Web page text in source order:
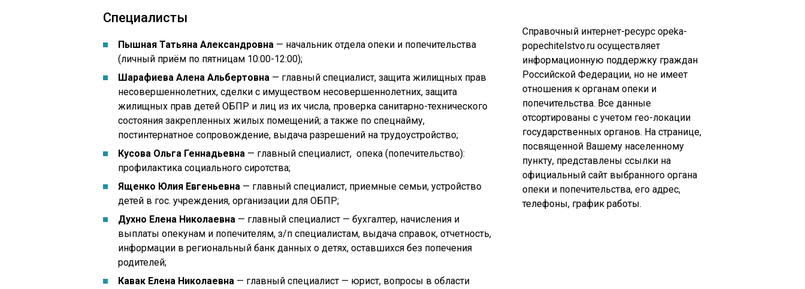
Специалисты
Пышная Татьяна Александровна — начальник отдела опеки и попечительства
(личный приём по пятницам 10:00-12:00);
Шарафиева Алена Альбертовна — главный специалист, защита жилищных прав
несовершеннолетних, сделки с имуществом несовершеннолетних, защита
жилищных прав детей ОБПР и лиц из их числа, проверка санитарно-технического
состояния закрепленных жилых помещений; а также по спецнайму,
постинтернатное сопровождение, выдача разрешений на трудоустройство;
Кусова Ольга Геннадьевна — главный специалист, опека (попечительство):
профилактика социального сиротства;
Ященко Юлия Евгеньевна — главный специалист, приемные семьи, устройство
детей в гос. учреждения, организации для ОБПР;
Духно Елена Николаевна — главный специалист — бухгалтер, начисления и
выплаты опекунам и попечителям, з/п специалистам, выдача справок, отчетность,
информации в региональный банк данных о детях, оставшихся без попечения
родителей;
Кавак Елена Николаевна — главный специалист — юрист, вопросы в области
Справочный интернет-ресурс opeka-
popechitelstvo.ru осуществляет
информационную поддержку граждан
Российской Федерации, но не имеет
отношения к органам опеки и
попечительства. Все данные
отсортированы с учетом гео-локации
государственных органов. На странице,
посвященной Вашему населенному
пункту, представлены ссылки на
официальный сайт выбранного органа
опеки и попечительства, его адрес,
телефоны, график работы.